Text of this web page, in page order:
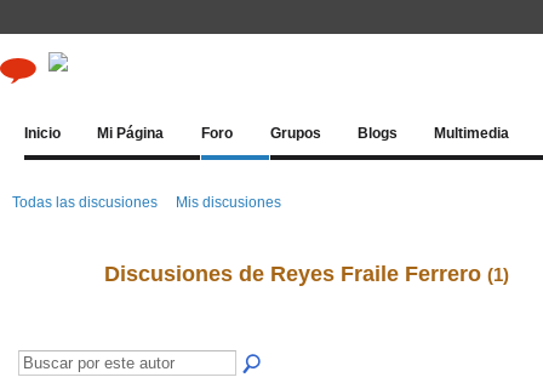
Inicio Mi Página Foro Grupos Blogs Multimedia
Todas las discusiones Mis discusiones
Discusiones de Reyes Fraile Ferrero (1)